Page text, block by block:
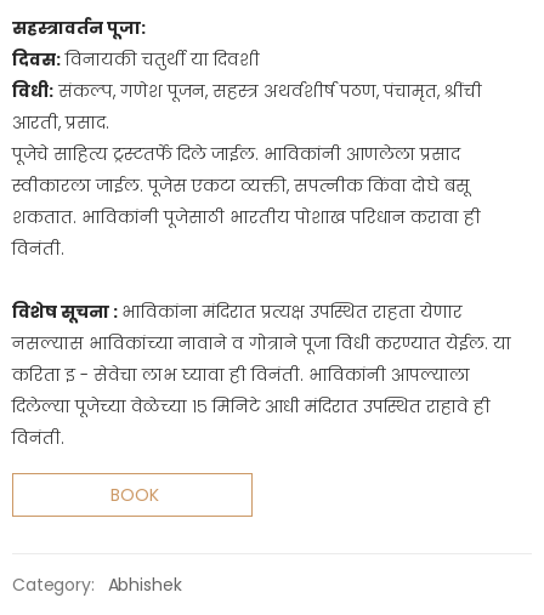
सहस्त्रावर्तन पूजा:
दिवस:विनायकी चतुर्थी या दिवशी
विधी: संकल्प, गणेश पूजन, सहस्त्र अथर्वशीर्ष पठण, पंचामृत, श्रींची
आरती, प्रसाद.
पूजेचे साहित्य ट्रस्टतर्फे दिले जाईल. भाविकांनी आणलेला प्रसाद
स्वीकारला जाईल. पूजेस एकटा व्यक्ती, सपत्नीक किंवा दोघे बसू
शकतात. भाविकांनी पूजेसाठी भारतीय पोशाख परिधान करावा ही
विनंती.
विशेष सूचना : भाविकांना मंदिरात प्रत्यक्ष उपस्थित राहता येणार
नसल्यास भाविकांच्या नावाने व गोत्राने पूजा विधी करण्यात येईल. या
करिता इ - सेवेचा लाभ घ्यावा ही विनंती. भाविकांनी आपल्याला
दिलेल्या पूजेच्या वेळेच्या १५ मिनिटे आधी मंदिरात उपस्थित राहावे ही
विनंती.
BOOK
Category: Abhishek